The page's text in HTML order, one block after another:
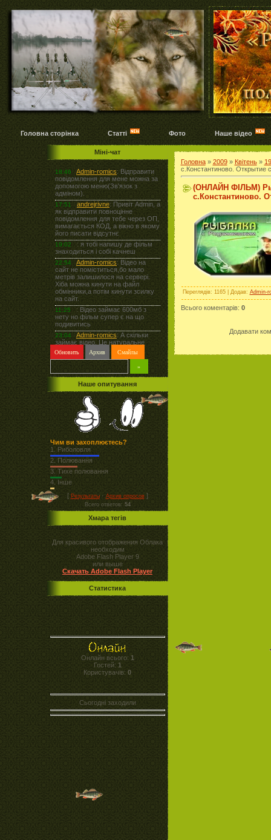
Головна сторінка Статті Фото Наше відео
Міні-чат
Наше опитування
Чим ви захоплюєтесь?
1.
Риболовля
2. Полювання
3. Тихе полювання
4. Інше
[ Результаты· Архив опросов]
Всего ответов: 54
Хмара тегів
Для красивого отображения Облака
необходим
Adobe Flash Player 9
или выше
Скачать Adobe Flash Player
Статистика
Онлайн всього: 1
Гостей: 1
Користувачів: 0
Сьогодні заходили
Головна» 2009 » Квітень » 19
с.Константиново. Открытие
(ОНЛАЙН ФІЛЬМ)
с.Константиново.
Переглядів: 1165 | Додав: Admin-
Всього коментарів: 0
Додавати